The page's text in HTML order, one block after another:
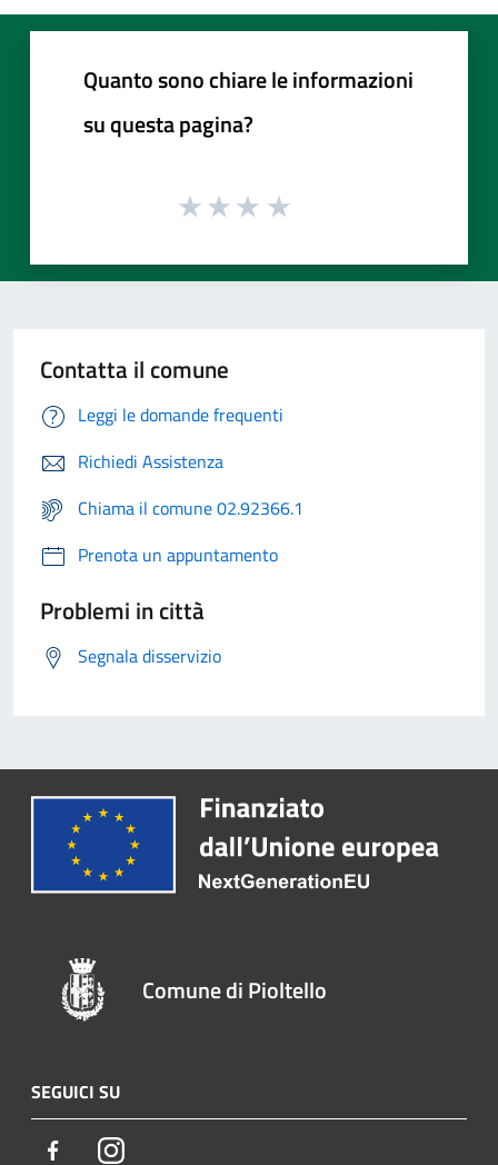
Quanto sono chiare le informazioni
su questa pagina?
Contatta il comune
Leggi le domande frequenti
Richiedi Assistenza
Chiama il comune 02.92366.1
Prenota un appuntamento
Problemi in città
Segnala disservizio
Comune di Pioltello
SEGUICI SU
FacebookInstagram